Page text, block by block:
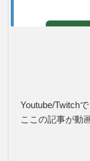
Youtube/Twitch
ここの記事が動